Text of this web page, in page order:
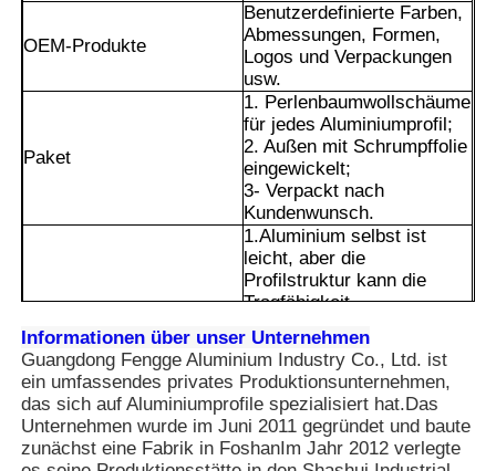
Produkte
Über uns
OEM-Produkte
Benutzerdefinierte Farben,
Abmessungen, Formen,
Logos und Verpackungen
usw.
Paket
1. Perlenbaumwollschäume
für jedes Aluminiumprofil;
2. Außen mit Schrumpffolie
eingewickelt;
3- Verpackt nach
Kundenwunsch.
1.Aluminium selbst ist
leicht, aber die
Profilstruktur kann die
Tragfähigkeit
für Geräterahmen- und
Halterungsszenarien
geeignet ist.
2Die Rillen und Löcher an der
Oberfläche sind einheitliche
Konstruktionen, die durch
Informationen über unser Unternehmen
Guangdong Fengge Aluminium Industry Co., Ltd. ist
ein umfassendes privates Produktionsunternehmen,
das sich auf Aluminiumprofile spezialisiert hat.Das
Unternehmen wurde im Juni 2011 gegründet und baute
zunächst eine Fabrik in FoshanIm Jahr 2012 verlegte